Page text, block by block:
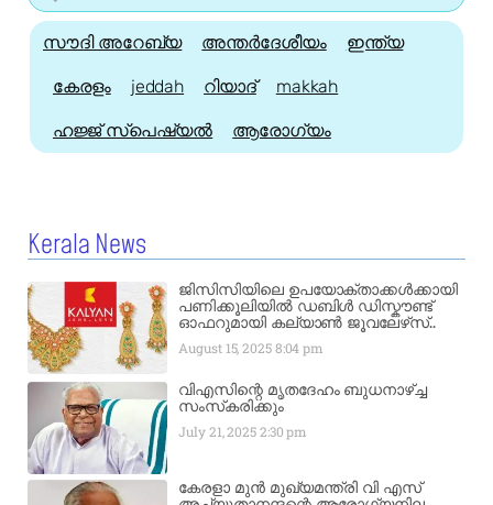
സൗദി അറേബ്യ അന്തർദേശീയം ഇന്ത്യ
കേരളം jeddah റിയാദ് makkah
ഹജ്ജ്‌ സ്പെഷ്യൽ ആരോഗ്യം
Kerala News
ജിസിസിയിലെ ഉപയോക്താക്കൾക്കായി
പണിക്കൂലിയിൽ ഡബിൾ ഡിസ്കൗണ്ട്
ഓഫറുമായി കല്യാൺ ജൂവലേഴ്‌സ്..
August 15, 20258:04 pm
വിഎസിന്റെ മൃതദേഹം ബുധനാഴ്ച്ച
സംസ്‌കരിക്കും
July 21, 20252:30 pm
കേരളാ മുൻ മുഖ്യമന്ത്രി വി എസ്